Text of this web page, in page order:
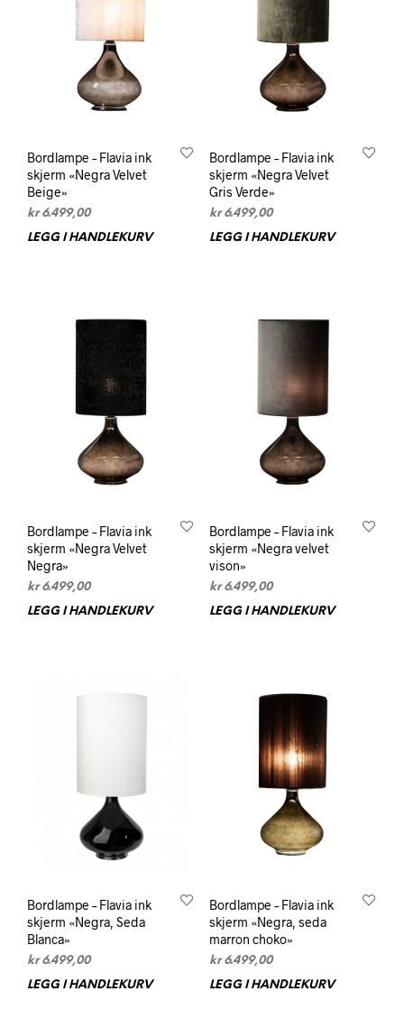
Bordlampe – Flavia ink
skjerm «Negra Velvet
Beige»
kr6.499,00
LEGG I HANDLEKURV
Bordlampe – Flavia ink
skjerm «Negra Velvet
Gris Verde»
kr6.499,00
LEGG I HANDLEKURV
Bordlampe – Flavia ink
skjerm «Negra Velvet
Negra»
kr6.499,00
LEGG I HANDLEKURV
Bordlampe – Flavia ink
skjerm «Negra velvet
vison»
kr6.499,00
LEGG I HANDLEKURV
Bordlampe – Flavia ink
skjerm «Negra, Seda
Blanca»
kr6.499,00
LEGG I HANDLEKURV
Bordlampe – Flavia ink
skjerm «Negra, seda
marron choko»
kr6.499,00
LEGG I HANDLEKURV